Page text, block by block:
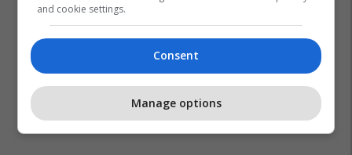
and cookie settings.
Consent
Manage options